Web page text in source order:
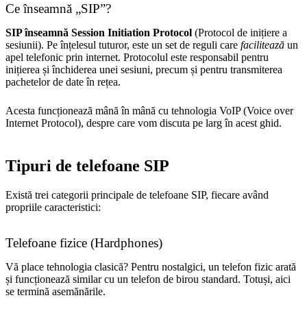
Ce înseamnă „SIP”?
SIP înseamnă Session Initiation Protocol (Protocol de inițiere a
sesiunii). Pe înțelesul tuturor, este un set de reguli care facilitează un
apel telefonic prin internet. Protocolul este responsabil pentru
inițierea și închiderea unei sesiuni, precum și pentru transmiterea
pachetelor de date în rețea.
Acesta funcționează mână în mână cu tehnologia VoIP (Voice over
Internet Protocol), despre care vom discuta pe larg în acest ghid.
Tipuri de telefoane SIP
Există trei categorii principale de telefoane SIP, fiecare având
propriile caracteristici:
Telefoane fizice (Hardphones)
Vă place tehnologia clasică? Pentru nostalgici, un telefon fizic arată
și funcționează similar cu un telefon de birou standard. Totuși, aici
se termină asemănările.